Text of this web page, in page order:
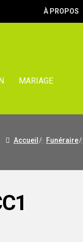
À PROPOS
MARIAGE
Accueil / Funéraire/